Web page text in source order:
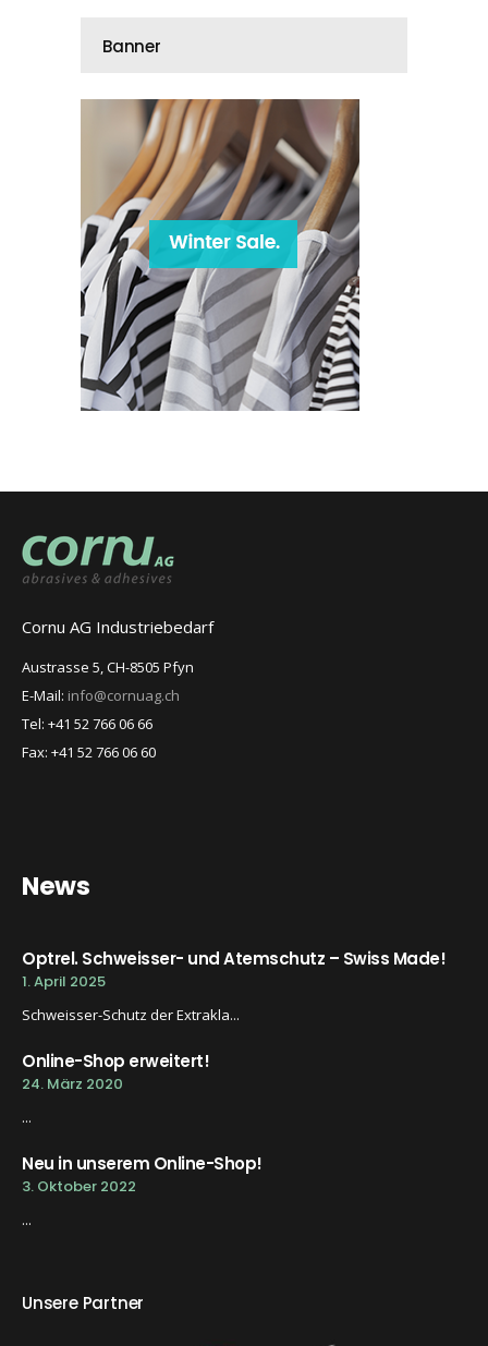
Banner
Cornu AG Industriebedarf
Austrasse 5, CH-8505 Pfyn
E-Mail: info@cornuag.ch
Tel: +41 52 766 06 66
Fax: +41 52 766 06 60
News
Optrel. Schweisser- und Atemschutz – Swiss Made!
1. April 2025
Schweisser-Schutz der Extrakla...
Online-Shop erweitert!
24. März 2020
...
Neu in unserem Online-Shop!
3. Oktober 2022
...
Unsere Partner